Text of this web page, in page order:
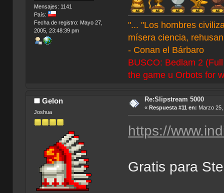
Mensajes: 1141
País:
Fecha de registro: Mayo 27,
2005, 23:48:39 pm
"... "Los hombres
mísera ciencia,
- Conan el Bárbaro
BUSCO: Bedlam 2
the game u Orbots for
Gelon
Joshua
Re:Slipstream 5000
« Respuesta #11 en: Marzo
https://
Gratis para